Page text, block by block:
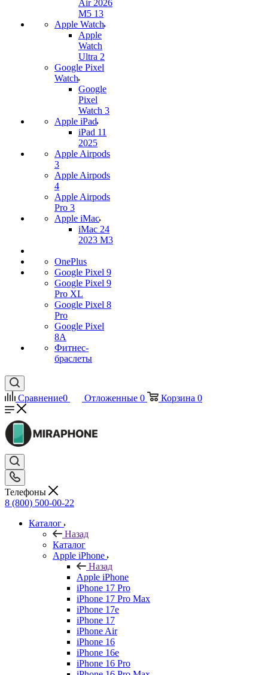
Air 2026
M5 13
Apple Watch
Apple
Watch
Ultra 2
Google Pixel
Watch
Google
Pixel
Watch 3
Apple iPad
iPad 11
2025
Apple Airpods
3
Apple Airpods
4
Apple Airpods
Pro 3
Apple iMac
iMac 24
2023 M3
OnePlus
Google Pixel 9
Google Pixel 9
Pro XL
Google Pixel 8
Pro
Google Pixel
8A
Фитнес-
браслеты
Сравнение0 Отложенные 0 Корзина 0
Телефоны
8 (800) 500-00-22
Каталог
Назад
Каталог
Apple iPhone
Назад
Apple iPhone
iPhone 17 Pro
iPhone 17 Pro Max
iPhone 17e
iPhone 17
iPhone Air
iPhone 16
iPhone 16e
iPhone 16 Pro